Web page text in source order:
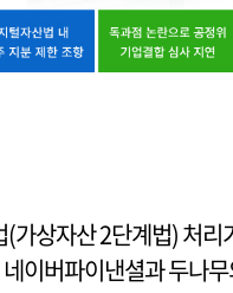
가상자산 2단계법) 처리
이버파이낸셜과 두나